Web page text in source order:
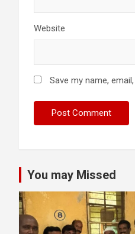
Website
Save my name,
You may Missed